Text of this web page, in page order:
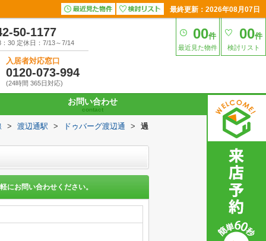
最終更新：2026年08月07日
50-1177
30 定休日：7/13～7/14
入居者対応窓口
0120-073-994
(24時間 365日対応)
00件
最近見た物件
00件
検討リスト
お問い合わせ
contact
> 渡辺通駅 > ドゥバーグ渡辺通 >
過
にお問い合わせください。